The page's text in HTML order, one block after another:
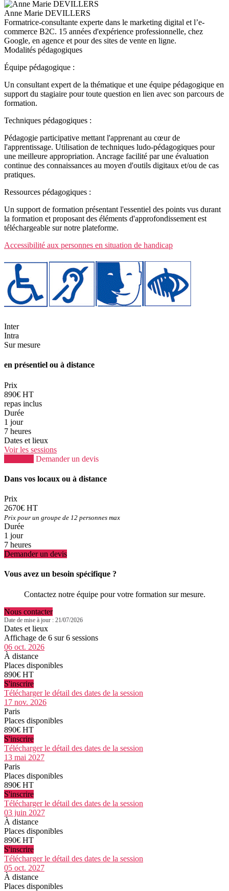
Anne Marie DEVILLERS
Formatrice-consultante experte dans le marketing digital et l’e-
commerce B2C. 15 années d'expérience professionnelle, chez
Google, en agence et pour des sites de vente en ligne.
Modalités pédagogiques
Équipe pédagogique :
Un consultant expert de la thématique et une équipe pédagogique en
support du stagiaire pour toute question en lien avec son parcours de
formation.
Techniques pédagogiques :
Pédagogie participative mettant l'apprenant au cœur de
l'apprentissage. Utilisation de techniques ludo-pédagogiques pour
une meilleure appropriation. Ancrage facilité par une évaluation
continue des connaissances au moyen d'outils digitaux et/ou de cas
pratiques.
Ressources pédagogiques :
Un support de formation présentant l'essentiel des points vus durant
la formation et proposant des éléments d'approfondissement est
téléchargeable sur notre plateforme.
Accessibilité aux personnes en situation de handicap
Inter
Intra
Sur mesure
en présentiel ou à distance
Prix
890€ HT
repas inclus
Durée
1 jour
7 heures
Dates et lieux
Voir les sessions
Demander un devis
Dans vos locaux ou à distance
Prix
2670€ HT
Prix pour un groupe de 12 personnes max
Durée
1 jour
7 heures
Demander un devis
Vous avez un besoin spécifique ?
Contactez notre équipe pour votre formation sur mesure.
Nous contacter
Date de mise à jour : 21/07/2026
Dates et lieux
Affichage de 6 sur 6 sessions
06 oct. 2026
À distance
Places disponibles
890€ HT
S'inscrire
Télécharger le détail des dates de la session
17 nov. 2026
Paris
Places disponibles
890€ HT
S'inscrire
Télécharger le détail des dates de la session
13 mai 2027
Paris
Places disponibles
890€ HT
S'inscrire
Télécharger le détail des dates de la session
03 juin 2027
À distance
Places disponibles
890€ HT
S'inscrire
Télécharger le détail des dates de la session
05 oct. 2027
À distance
Places disponibles